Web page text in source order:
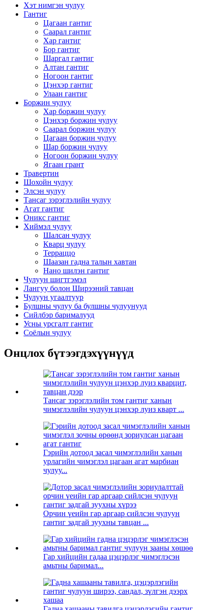
Хэт нимгэн чулуу
Гантиг
Цагаан гантиг
Саарал гантиг
Хар гантиг
Бор гантиг
Шаргал гантиг
Алтан гантиг
Ногоон гантиг
Цэнхэр гантиг
Улаан гантиг
Боржин чулуу
Хар боржин чулуу
Цэнхэр боржин чулуу
Саарал боржин чулуу
Цагаан боржин чулуу
Шар боржин чулуу
Ногоон боржин чулуу
Ягаан грант
Травертин
Шохойн чулуу
Элсэн чулуу
Тансаг зэрэглэлийн чулуу
Агат гантиг
Оникс гантиг
Хиймэл чулуу
Шалсан чулуу
Кварц чулуу
Терраццо
Шаазан гадна талын хавтан
Нано шилэн гантиг
Чулуун шигтгэмэл
Лангуу болон Ширээний тавцан
Чулуун угаалтуур
Булшны чулуу ба булшны чулуунууд
Сийлбэр барималууд
Усны урсгалт гантиг
Соёлын чулуу
Онцлох бүтээгдэхүүнүүд
Тансаг зэрэглэлийн том гантиг ханын
чимэглэлийн чулуун цэнхэр луиз кварт ...
Гэрийн дотоод засал чимэглэлийн ханын
урлагийн чимэглэл цагаан агат марбиан
чулуу...
Орчин үеийн гар аргаар сийлсэн чулуун
гантиг задгай зуухны тавцан ...
Гар хийцийн гадаа цэцэрлэг чимэглэсэн
амьтны баримал...